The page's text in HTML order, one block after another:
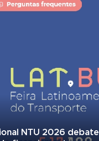
NTU 2026 debate